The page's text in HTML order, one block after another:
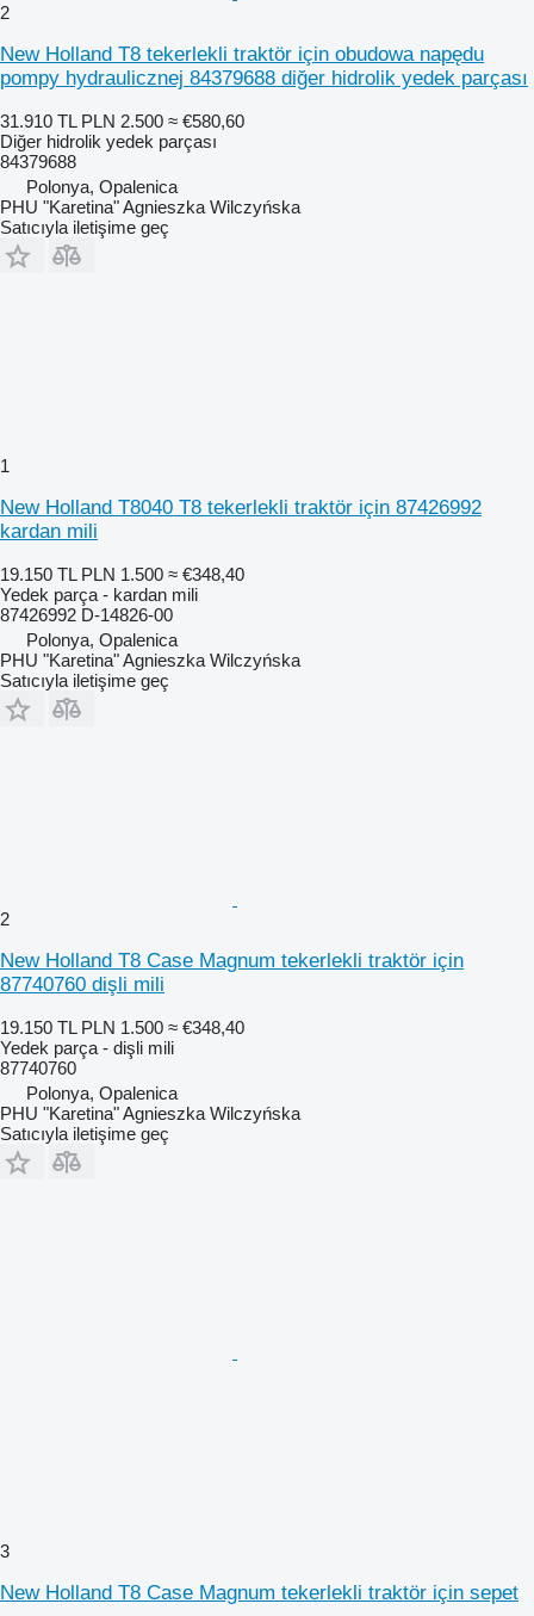
2
New Holland T8 tekerlekli traktör için obudowa napędu
pompy hydraulicznej 84379688 diğer hidrolik yedek parçası
31.910 TL PLN 2.500 ≈ €580,60
Diğer hidrolik yedek parçası
84379688
Polonya, Opalenica
PHU "Karetina" Agnieszka Wilczyńska
Satıcıyla iletişime geç
1
New Holland T8040 T8 tekerlekli traktör için 87426992
kardan mili
19.150 TL PLN 1.500 ≈ €348,40
Yedek parça - kardan mili
87426992 D-14826-00
Polonya, Opalenica
PHU "Karetina" Agnieszka Wilczyńska
Satıcıyla iletişime geç
2
New Holland T8 Case Magnum tekerlekli traktör için
87740760 dişli mili
19.150 TL PLN 1.500 ≈ €348,40
Yedek parça - dişli mili
87740760
Polonya, Opalenica
PHU "Karetina" Agnieszka Wilczyńska
Satıcıyla iletişime geç
3
New Holland T8 Case Magnum tekerlekli traktör için sepet